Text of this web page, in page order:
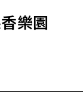
樂園